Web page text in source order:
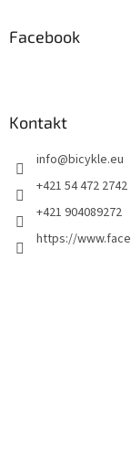
Facebook
Kontakt
info@bicykle.eu
+421 54 472 2742
+421 904089272
https://